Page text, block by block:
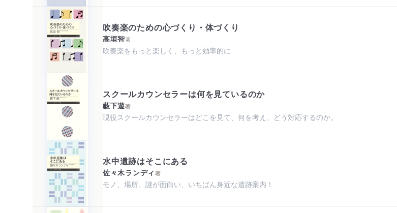
吹奏楽のための心づくり・体づくり
高垣智著
吹奏楽をもっと楽しく、もっと効率的に
スクールカウンセラーは何を見ているのか
藪下遊著
現役スクールカウンセラーはどこを見て、何を考え、どう対応するのか。
水中遺跡はそこにある
佐々木ランディ著
モノ、場所、謎が面白い、いちばん身近な遺跡案内！